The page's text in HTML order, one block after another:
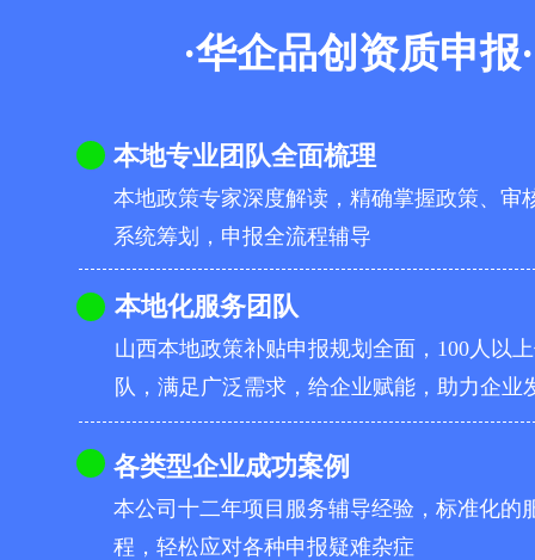
·华企品创资质申报·
本地专业团队全面梳理
本地政策专家深度解读，精确掌握政策、审
系统筹划，申报全流程辅导
本地化服务团队
山西本地政策补贴申报规划全面，100人以
队，满足广泛需求，给企业赋能，助力企业
各类型企业成功案例
本公司十二年项目服务辅导经验，标准化的
程，轻松应对各种申报疑难杂症